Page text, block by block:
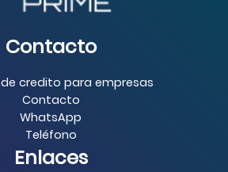
Contacto
credito para empresas
Contacto
WhatsApp
Teléfono
Enlaces